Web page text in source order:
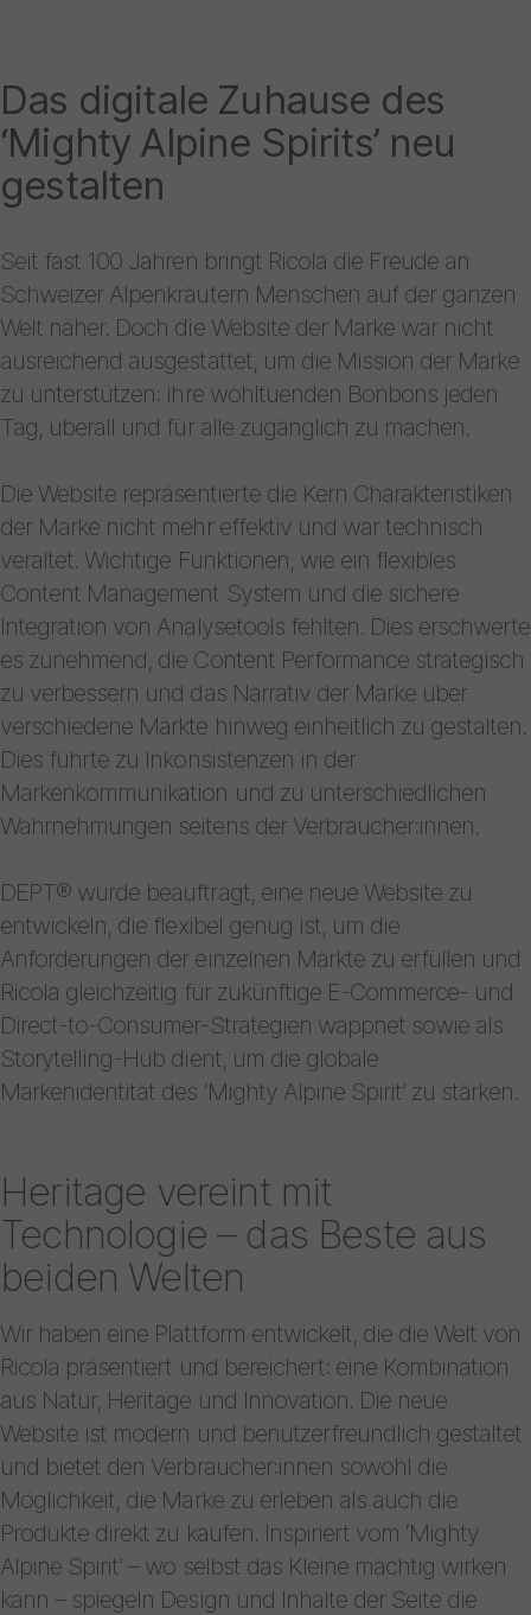
Das digitale Zuhause des
‘Mighty Alpine Spirits’ neu
gestalten
Seit fast 100 Jahren bringt Ricola die Freude an
Schweizer Alpenkräutern Menschen auf der ganzen
Welt näher. Doch die Website der Marke war nicht
ausreichend ausgestattet, um die Mission der Marke
zu unterstützen: ihre wohltuenden Bonbons jeden
Tag, überall und für alle zugänglich zu machen.
Die Website repräsentierte die Kern Charakteristiken
der Marke nicht mehr effektiv und war technisch
veraltet. Wichtige Funktionen, wie ein flexibles
Content Management System und die sichere
Integration von Analysetools fehlten. Dies erschwerte
es zunehmend, die Content Performance strategisch
zu verbessern und das Narrativ der Marke über
verschiedene Märkte hinweg einheitlich zu gestalten.
Dies führte zu Inkonsistenzen in der
Markenkommunikation und zu unterschiedlichen
Wahrnehmungen seitens der Verbraucher:innen.
DEPT® wurde beauftragt, eine neue Website zu
entwickeln, die flexibel genug ist, um die
Anforderungen der einzelnen Märkte zu erfüllen und
Ricola gleichzeitig für zukünftige E-Commerce- und
Direct-to-Consumer-Strategien wappnet sowie als
Storytelling-Hub dient, um die globale
Markenidentität des ‘Mighty Alpine Spirit’ zu stärken.
Heritage vereint mit
Technologie – das Beste aus
beiden Welten
Wir haben eine Plattform entwickelt, die die Welt von
Ricola präsentiert und bereichert: eine Kombination
aus Natur, Heritage und Innovation. Die neue
Website ist modern und benutzerfreundlich gestaltet
und bietet den Verbraucher:innen sowohl die
Möglichkeit, die Marke zu erleben als auch die
Produkte direkt zu kaufen. Inspiriert vom ‘Mighty
Alpine Spirit’ – wo selbst das Kleine mächtig wirken
kann – spiegeln Design und Inhalte der Seite die